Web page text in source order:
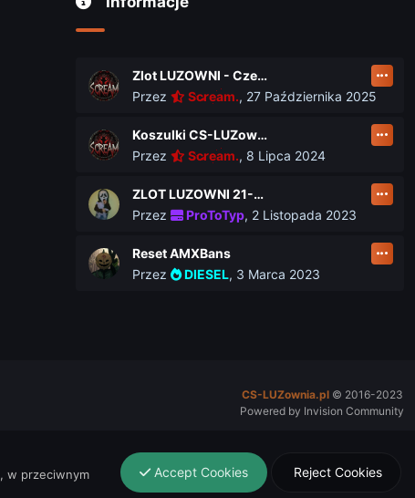
Zlot LUZOWNI - Czerwiec 2026
Przez
Scream., 27 Października 2025
Koszulki CS-LUZownia.pl
Przez
Scream., 8 Lipca 2024
ZLOT LUZOWNI 21-23 czerwca
Przez
ProToTyp, 2 Listopada 2023
Reset AMXBans
Przez
DIESEL, 3 Marca 2023
CS-LUZownia.pl© 2016-2023
Powered by Invision Community
, w przeciwnym
Accept Cookies Reject Cookies